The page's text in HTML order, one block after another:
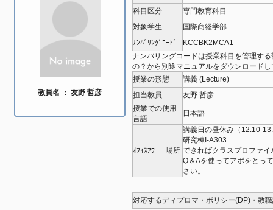
教員名 ： 友野 哲彦
科目区分
専門教育科目
対象学生
国際商経学部
ﾅﾝﾊﾞﾘﾝｸﾞｺｰﾄﾞ
KCCBK2MCA1
ナンバリングコードは授業科目を管理す
の？から別途マニュアルをダウンロード
授業の形態
講義 (Lecture)
担当教員
友野 哲彦
授業での使用
言語
日本語
ｵﾌｨｽｱﾜｰ・場所
講義日の昼休み（12:10-
研究棟I-A303
できればクラスプロファイ
Q＆Aを使ってアポをとっ
さい。
対応するディプロマ・ポリシー(DP)・教